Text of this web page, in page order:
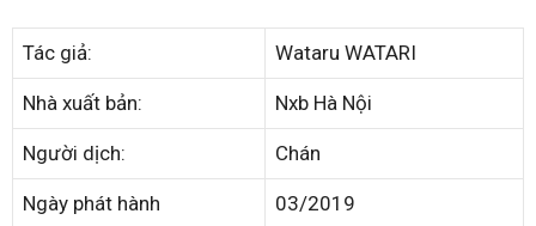
Tác giả: Wataru WATARI
Nhà xuất bản: Nxb Hà Nội
Người dịch: Chán
Ngày phát hành 03/2019